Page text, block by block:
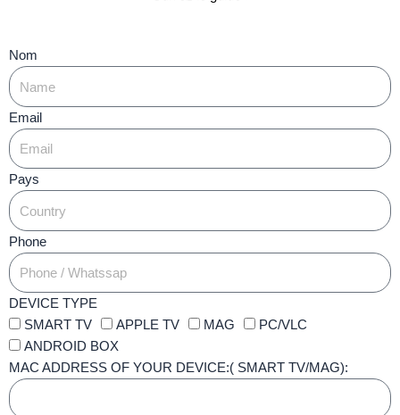
Nom
Email
Pays
Phone
DEVICE TYPE
SMART TV
APPLE TV MAG
PC/VLC
ANDROID BOX
MAC ADDRESS OF YOUR DEVICE:( SMART TV/MAG):